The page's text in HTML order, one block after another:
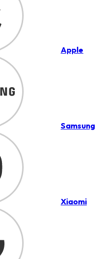
Apple
Samsung
Xiaomi